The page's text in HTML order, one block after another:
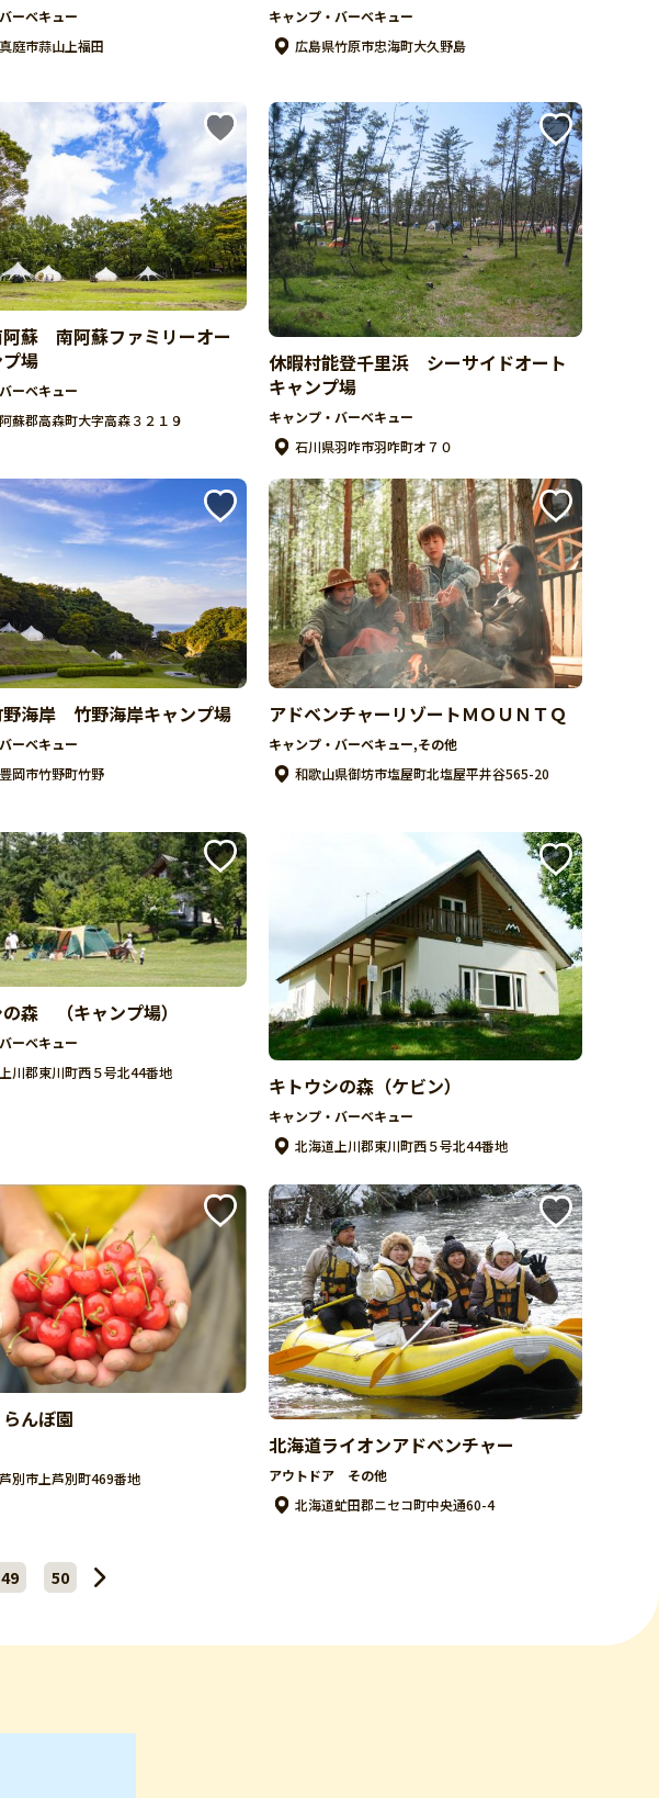
ーベキュー
庭市蒜山上福田
キャンプ・バーベキュー
広島県竹原市忠海町大久野島
蘇 南阿蘇ファミリーオー
場
ーベキュー
蘇郡高森町大字高森３２１９
休暇村能登千里浜 シーサイドオート
キャンプ場
キャンプ・バーベキュー
石川県羽咋市羽咋町オ７０
野海岸 竹野海岸キャンプ場
ーベキュー
岡市竹野町竹野
アドベンチャーリゾートＭＯＵＮＴＱ
キャンプ・バーベキュー,その他
和歌山県御坊市塩屋町北塩屋平井谷565-20
森 （キャンプ場）
ーベキュー
川郡東川町西５号北44番地
キトウシの森（ケビン）
キャンプ・バーベキュー
北海道上川郡東川町西５号北44番地
んぼ園
別市上芦別町469番地
北海道ライオンアドベンチャー
アウトドア その他
北海道虻田郡ニセコ町中央通60-4
49 50